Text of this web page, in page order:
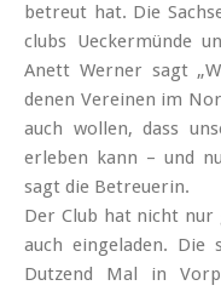
betreut hat. Die
clubs Ueckermünde
Anett Werner sagt
denen Vereinen im
auch wollen, dass
erleben kann – und
sagt die Betreuerin.
Der Club hat nicht
auch ein­geladen. Die
Dutzend Mal in